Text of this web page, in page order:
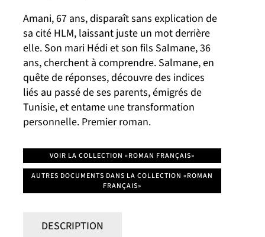
Amani, 67 ans, disparaît sans explication de
sa cité HLM, laissant juste un mot derrière
elle. Son mari Hédi et son fils Salmane, 36
ans, cherchent à comprendre. Salmane, en
quête de réponses, découvre des indices
liés au passé de ses parents, émigrés de
Tunisie, et entame une transformation
personnelle. Premier roman.
VOIR LA COLLECTION «ROMAN FRANÇAIS»
AUTRES DOCUMENTS DANS LA COLLECTION «ROMAN
FRANÇAIS»
DESCRIPTION